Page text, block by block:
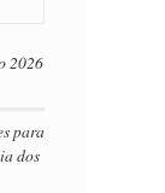
2026
para
dos